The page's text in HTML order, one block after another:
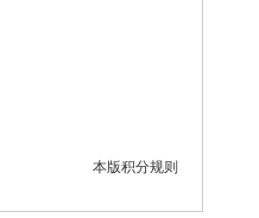
本版积分规则